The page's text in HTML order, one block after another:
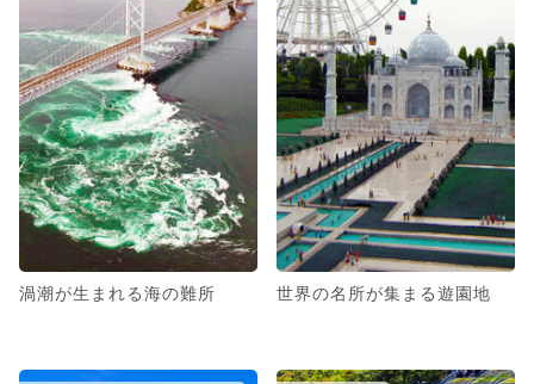
渦潮が生まれる海の難所 世界の名所が集まる遊園地